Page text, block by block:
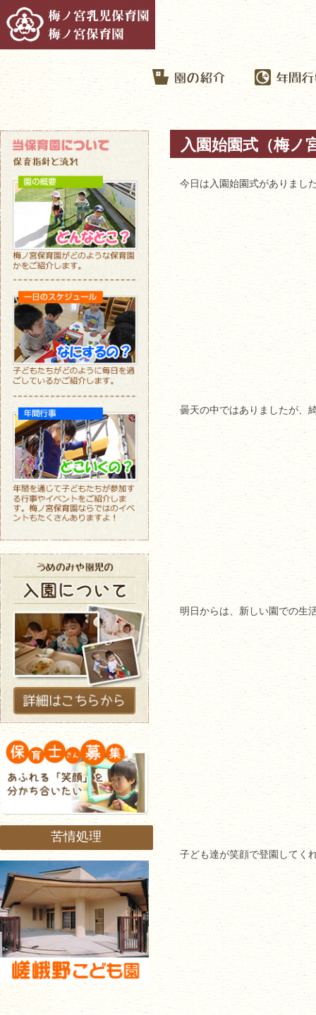
入園始園式（梅ノ
今日は入園始園式がありまし
曇天の中ではありましたが、
明日からは、新しい園での生
子ども達が笑顔で登園してく
苦情処理